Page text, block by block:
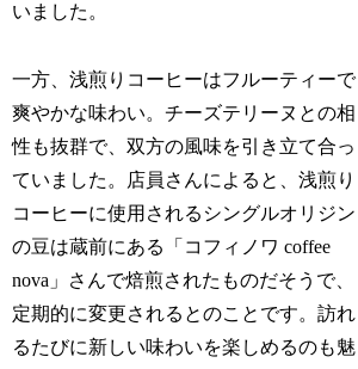
いました。
一方、浅煎りコーヒーはフルーティーで
爽やかな味わい。チーズテリーヌとの相
性も抜群で、双方の風味を引き立て合っ
ていました。店員さんによると、浅煎り
コーヒーに使用されるシングルオリジン
の豆は蔵前にある「コフィノワ coffee
nova」さんで焙煎されたものだそうで、
定期的に変更されるとのことです。訪れ
るたびに新しい味わいを楽しめるのも魅